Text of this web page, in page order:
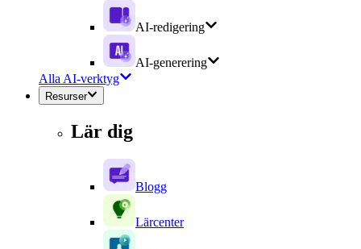
AI-redigering
AI-generering
Alla AI-verktyg
Resurser
Lär dig
Blogg
Lärcenter